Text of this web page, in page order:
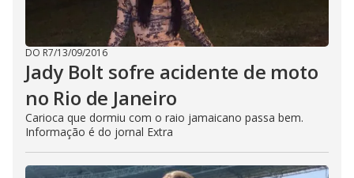
DO R7/13/09/2016
Jady Bolt sofre acidente de moto
no Rio de Janeiro
Carioca que dormiu com o raio jamaicano passa bem.
Informação é do jornal Extra